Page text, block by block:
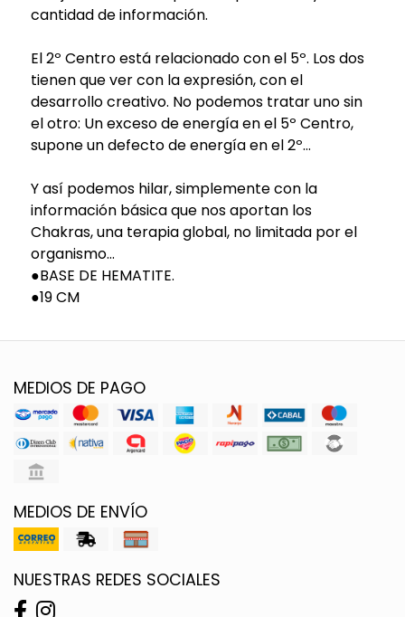
cantidad de información.
El 2º Centro está relacionado con el 5º. Los dos
tienen que ver con la expresión, con el
desarrollo creativo. No podemos tratar uno sin
el otro: Un exceso de energía en el 5º Centro,
supone un defecto de energía en el 2º...
Y así podemos hilar, simplemente con la
información básica que nos aportan los
Chakras, una terapia global, no limitada por el
organismo...
●BASE DE HEMATITE.
●19 CM
MEDIOS DE PAGO
MEDIOS DE ENVÍO
NUESTRAS REDES SOCIALES